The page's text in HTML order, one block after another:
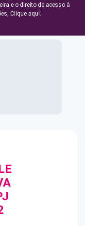
e o direito de acesso à
Clique aqui.